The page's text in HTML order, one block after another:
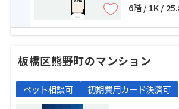
6階 / 1K /
板橋区熊野町のマンション
ペット相談可 初期費用カード決済可